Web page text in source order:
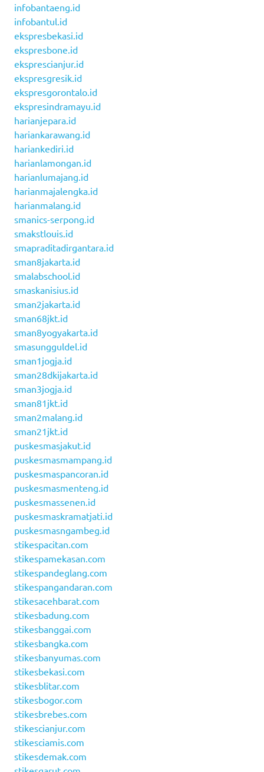
infobantaeng.id
infobantul.id
ekspresbekasi.id
ekspresbone.id
eksprescianjur.id
ekspresgresik.id
ekspresgorontalo.id
ekspresindramayu.id
harianjepara.id
hariankarawang.id
hariankediri.id
harianlamongan.id
harianlumajang.id
harianmajalengka.id
harianmalang.id
smanics-serpong.id
smakstlouis.id
smapraditadirgantara.id
sman8jakarta.id
smalabschool.id
smaskanisius.id
sman2jakarta.id
sman68jkt.id
sman8yogyakarta.id
smasungguldel.id
sman1jogja.id
sman28dkijakarta.id
sman3jogja.id
sman81jkt.id
sman2malang.id
sman21jkt.id
puskesmasjakut.id
puskesmasmampang.id
puskesmaspancoran.id
puskesmasmenteng.id
puskesmassenen.id
puskesmaskramatjati.id
puskesmasngambeg.id
stikespacitan.com
stikespamekasan.com
stikespandeglang.com
stikespangandaran.com
stikesacehbarat.com
stikesbadung.com
stikesbanggai.com
stikesbangka.com
stikesbanyumas.com
stikesbekasi.com
stikesblitar.com
stikesbogor.com
stikesbrebes.com
stikescianjur.com
stikesciamis.com
stikesdemak.com